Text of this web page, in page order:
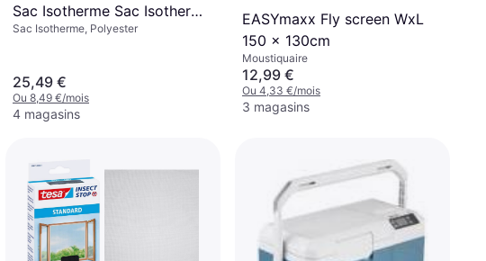
Sac Isotherme Sac Isotherme
Sac de Courses isotherme-
Sac Isotherme, Polyester
25,49 €
Ou 8,49 €/mois
4 magasins
EASYmaxx Fly screen WxL
150 x 130cm
Moustiquaire
12,99 €
Ou 4,33 €/mois
3 magasins